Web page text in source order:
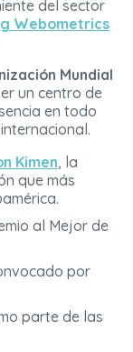
del sector
Webometrics
Mundial
un centro de
en todo
Kimen, la
que más
al Mejor de
por
parte de las